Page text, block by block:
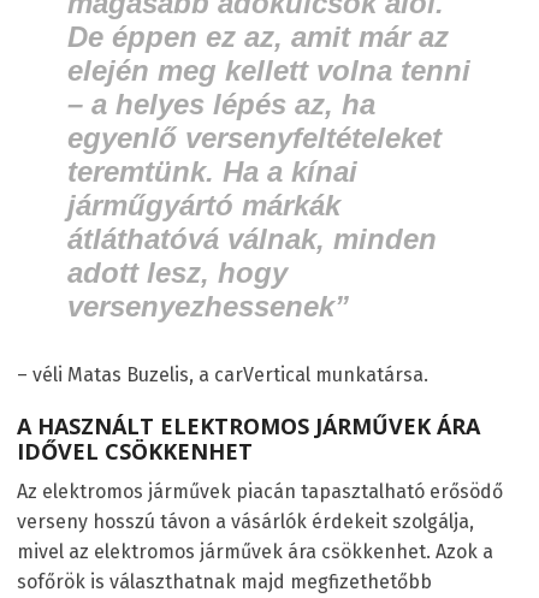
De éppen ez az, amit már az
elején meg kellett volna tenni
– a helyes lépés az, ha
egyenlő versenyfeltételeket
teremtünk. Ha a kínai
járműgyártó márkák
átláthatóvá válnak, minden
adott lesz, hogy
versenyezhessenek”
– véli Matas Buzelis, a carVertical munkatársa.
A HASZNÁLT ELEKTROMOS JÁRMŰVEK ÁRA
IDŐVEL CSÖKKENHET
Az elektromos járművek piacán tapasztalható erősödő
verseny hosszú távon a vásárlók érdekeit szolgálja,
mivel az elektromos járművek ára csökkenhet. Azok a
sofőrök is választhatnak majd megfizethetőbb